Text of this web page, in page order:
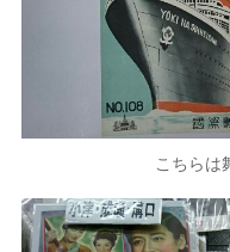
こちらは舞台パ